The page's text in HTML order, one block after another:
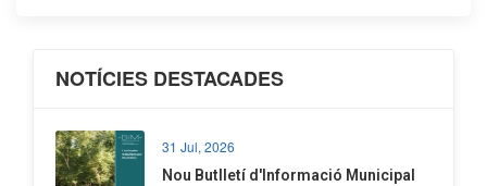
NOTÍCIES DESTACADES
31 Jul, 2026
Nou Butlletí d'Informació Municipal